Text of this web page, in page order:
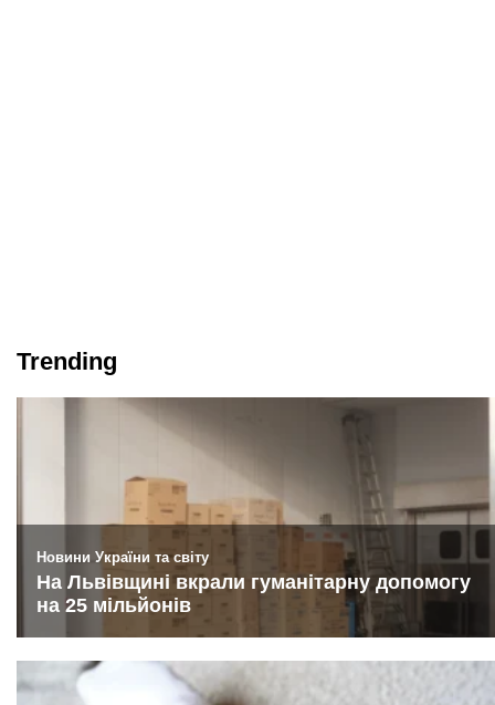
Trending